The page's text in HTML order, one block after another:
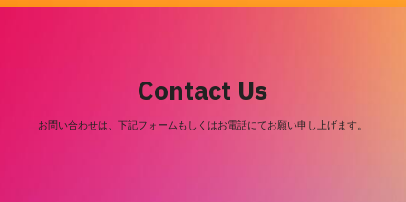
Contact Us
お問い合わせは、下記フォームもしくはお電話にてお願い申し上げます。